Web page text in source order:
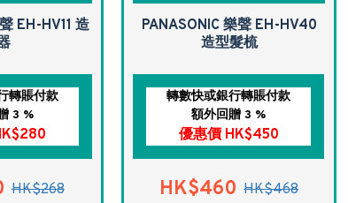
EH-HV11 造
轉賬付款
3 %
HK$268
PANASONIC 樂聲 EH-HV40
造型髮梳
轉數快或銀行轉賬付款
額外回贈 3 %
優惠價 HK$450
HK$460 HK$468